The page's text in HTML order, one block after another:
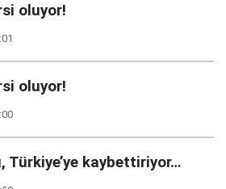
oluyor!
oluyor!
Türkiye’ye kaybettiriyor…